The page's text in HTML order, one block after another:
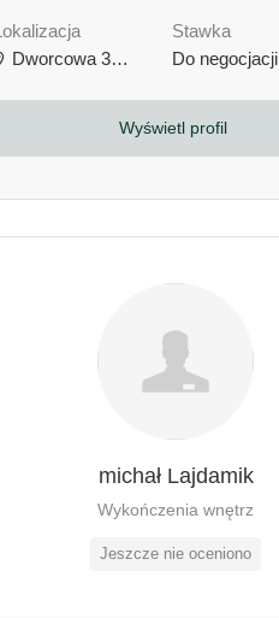
Lokalizacja
Dworcowa 3b, 64-000 Kościan, Polska
Stawka
Do negocjacji
Wyświetl profil
michał Lajdamik
Wykończenia wnętrz
Jeszcze nie oceniono